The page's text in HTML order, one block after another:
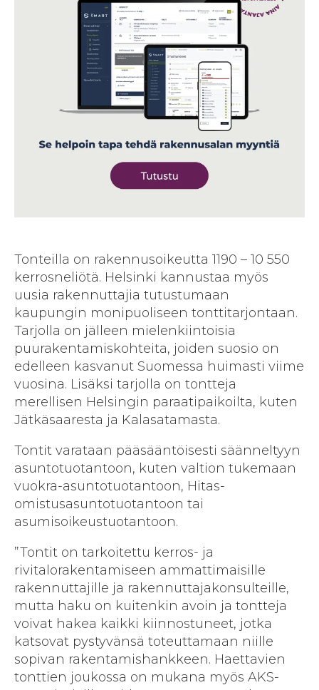
Tonteilla on rakennusoikeutta 1190 – 10 550
kerrosneliötä. Helsinki kannustaa myös
uusia rakennuttajia tutustumaan
kaupungin monipuoliseen tonttitarjontaan.
Tarjolla on jälleen mielenkiintoisia
puurakentamiskohteita, joiden suosio on
edelleen kasvanut Suomessa huimasti viime
vuosina. Lisäksi tarjolla on tontteja
merellisen Helsingin paraatipaikoilta, kuten
Jätkäsaaresta ja Kalasatamasta.
Tontit varataan pääsääntöisesti säänneltyyn
asuntotuotantoon, kuten valtion tukemaan
vuokra-asuntotuotantoon, Hitas-
omistusasuntotuotantoon tai
asumisoikeustuotantoon.
”Tontit on tarkoitettu kerros- ja
rivitalorakentamiseen ammattimaisille
rakennuttajille ja rakennuttajakonsulteille,
mutta haku on kuitenkin avoin ja tontteja
voivat hakea kaikki kiinnostuneet, jotka
katsovat pystyvänsä toteuttamaan niille
sopivan rakentamishankkeen. Haettavien
tonttien joukossa on mukana myös AKS-